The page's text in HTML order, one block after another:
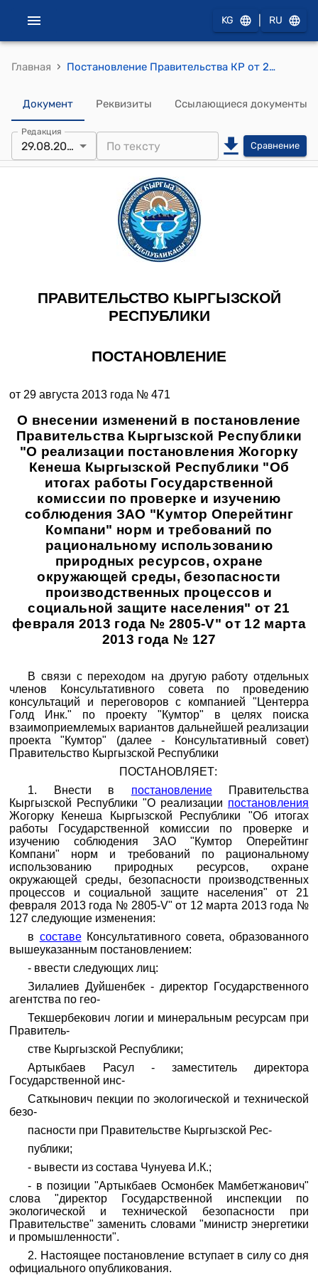
KG RU
Главная › Постановление Правительства КР от 29 августа 2013 года № 471 "О внесении изменений в постановление Правительства Кыргызской Республики "О реализации постановления Жогорку Кенеша Кыргызской Республики "Об итогах работы Государственной комиссии по проверке и изучению соблюдения ЗАО "Кумтор Оперейтинг Компани" норм и требований по рациональному использованию природных ресурсов, охране окружающей среды, безопасности производственных процессов и социальной защите населения" от 21 февраля 2013 года № 2805-V" от 12 марта 2013 года № 127"
Документ Реквизиты Ссылающиеся документы
Редакция
29.08.2013 Сравнение